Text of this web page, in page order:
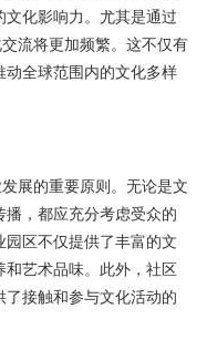
化影响力。尤其是通过
流将更加频繁。这不仅有
全球范围内的文化多样
展的重要原则。无论是文
，都应充分考虑受众的
区不仅提供了丰富的文
艺术品味。此外，社区
接触和参与文化活动的